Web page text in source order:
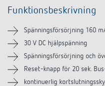
Nedladdningar
Funktionsbeskrivning
Spänningsförsörjning 160
30 V DC hjälpspänning
Spänningsförsörjning och
Reset-knapp för 20 sek.
kontinuerlig